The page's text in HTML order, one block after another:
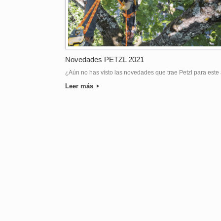
Novedades PETZL 2021
¿Aún no has visto las novedades que trae Petzl para este
Leer más